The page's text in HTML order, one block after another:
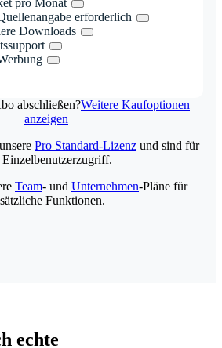
erforderlich
Downloads
abschließen?Weitere Kaufoptionen
anzeigen
Pro Standard-Lizenz und sind für
Einzelbenutzerzugriff.
Team- und Unternehmen-Pläne für
Funktionen.
echte